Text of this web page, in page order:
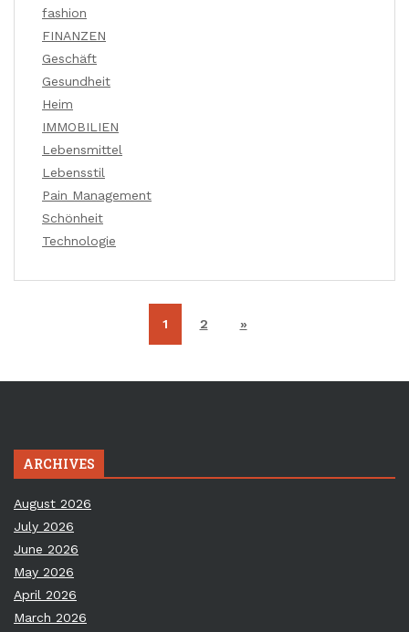
fashion
FINANZEN
Geschäft
Gesundheit
Heim
IMMOBILIEN
Lebensmittel
Lebensstil
Pain Management
Schönheit
Technologie
1 2 »
ARCHIVES
August 2026
July 2026
June 2026
May 2026
April 2026
March 2026